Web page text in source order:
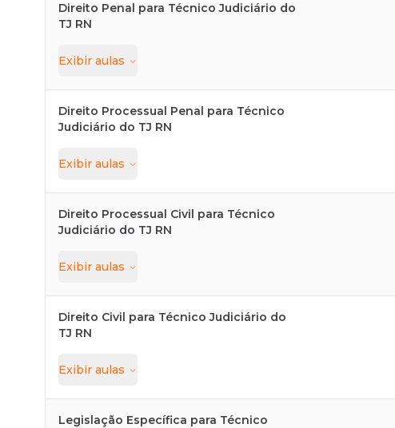
Direito Penal para Técnico Judiciário do
TJ RN
Exibir aulas
Direito Processual Penal para Técnico
Judiciário do TJ RN
Exibir aulas
Direito Processual Civil para Técnico
Judiciário do TJ RN
Exibir aulas
Direito Civil para Técnico Judiciário do
TJ RN
Exibir aulas
Legislação Específica para Técnico